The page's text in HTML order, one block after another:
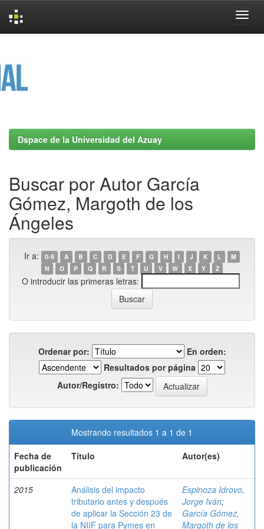
Dspace de la Universidad del Azuay
Buscar por Autor García
Gómez, Margoth de los
Ángeles
Ir a: 0-9 A B C D E F G H I J K L
M
N
O P Q R S T U V W X Y Z
O introducir las primeras letras:
Ordenar por:
En orden:
Resultados por página
Autor/Registro:
Mostrando resultados 1 a 1 de 1
Fecha de
publicación
Título Autor(es)
2015
Análisis del impacto
tributario antes y después
de aplicar la Sección 23 de
la NIIF para Pymes en
Espinoza Idrovo,
Jorge Iván;
García Gómez,
Margoth de los